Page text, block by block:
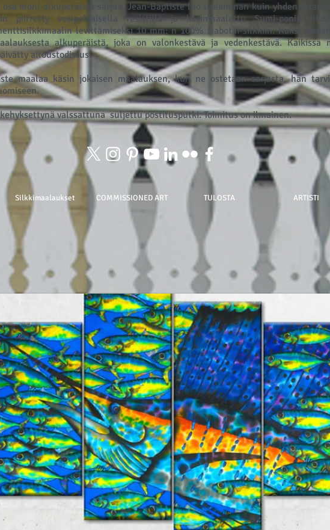
osa moni-alkuperäistä sarjaa. Jean-Baptiste luo useamman kuin yhden
piirretty vesipohjaisella resistillä ja käsinmaalattu Sumi-ponin
levittämiseksi 10 mm: n 100% Habotai-silkkiin. Kaksi
alkuperäistä, joka on valonkestävä ja vedenkestävä. Kaikissa
aitoustodistus.
maalaa käsin jokaisen maalauksen, kun ne ostetaan sarjasta, hän
valssattuna suljettu postitusputki. Toimitus on ilmainen.
Silkkimaalaukset COMMISSIONED ART TULOSTA ARTISTI